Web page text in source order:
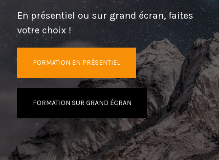
En présentiel ou sur grand écran, faites
votre choix !
FORMATION EN PRÉSENTIEL
FORMATION SUR GRAND ÉCRAN